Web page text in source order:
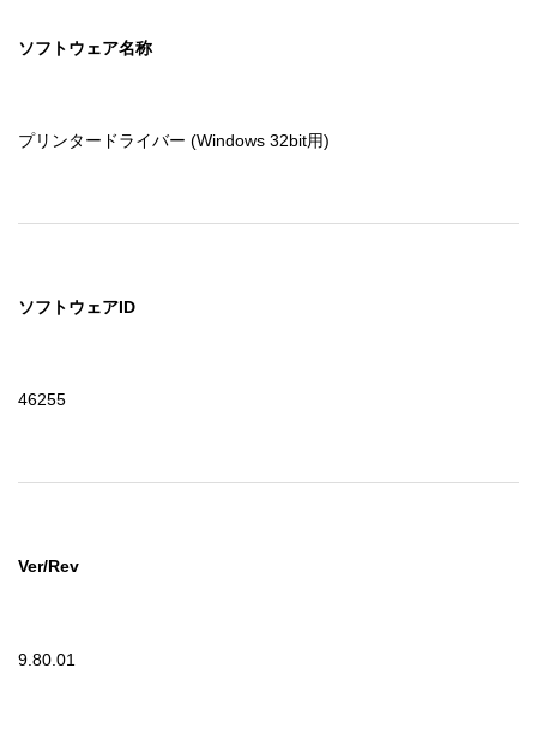
ソフトウェア名称
プリンタードライバー (Windows 32bit用)
ソフトウェアID
46255
Ver/Rev
9.80.01